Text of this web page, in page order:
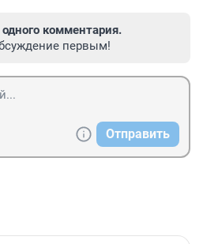
комментария.
первым!
Отправить